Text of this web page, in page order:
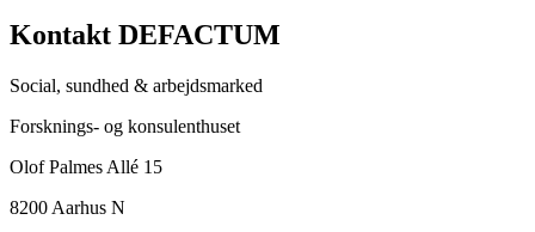
Kontakt DEFACTUM
Social, sundhed & arbejdsmarked
Forsknings- og konsulenthuset
Olof Palmes Allé 15
8200 Aarhus N